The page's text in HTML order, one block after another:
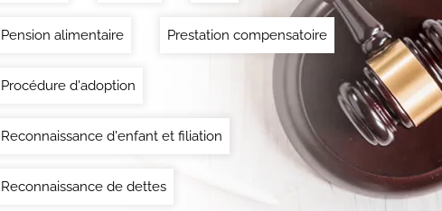
Pension alimentaire Prestation compensatoire
Procédure d'adoption
Reconnaissance d'enfant et filiation
Reconnaissance de dettes